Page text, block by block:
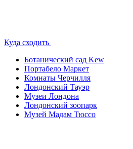
Куда сходить
Ботанический сад Kew
Портабело Маркет
Комнаты Черчилля
Лондонский Тауэр
Музеи Лондона
Лондонский зоопарк
Музей Мадам Тюссо